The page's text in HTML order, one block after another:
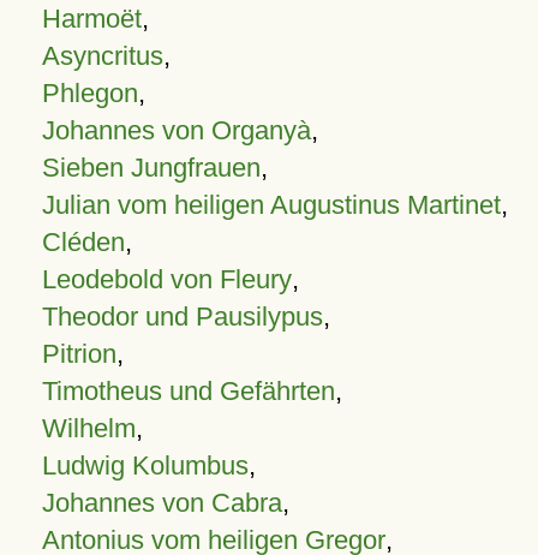
Harmoët,
Asyncritus,
Phlegon,
Johannes von Organyà,
Sieben Jungfrauen,
Julian vom heiligen Augustinus Martinet,
Cléden,
Leodebold von Fleury,
Theodor und Pausilypus,
Pitrion,
Timotheus und Gefährten,
Wilhelm,
Ludwig Kolumbus,
Johannes von Cabra,
Antonius vom heiligen Gregor,